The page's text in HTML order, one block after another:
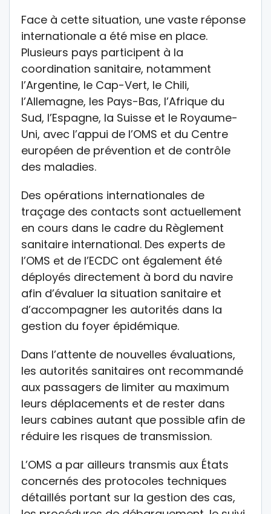
Face à cette situation, une vaste réponse
internationale a été mise en place.
Plusieurs pays participent à la
coordination sanitaire, notamment
l’Argentine, le Cap-Vert, le Chili,
l’Allemagne, les Pays-Bas, l’Afrique du
Sud, l’Espagne, la Suisse et le Royaume-
Uni, avec l’appui de l’OMS et du Centre
européen de prévention et de contrôle
des maladies.
Des opérations internationales de
traçage des contacts sont actuellement
en cours dans le cadre du Règlement
sanitaire international. Des experts de
l’OMS et de l’ECDC ont également été
déployés directement à bord du navire
afin d’évaluer la situation sanitaire et
d’accompagner les autorités dans la
gestion du foyer épidémique.
Dans l’attente de nouvelles évaluations,
les autorités sanitaires ont recommandé
aux passagers de limiter au maximum
leurs déplacements et de rester dans
leurs cabines autant que possible afin de
réduire les risques de transmission.
L’OMS a par ailleurs transmis aux États
concernés des protocoles techniques
détaillés portant sur la gestion des cas,